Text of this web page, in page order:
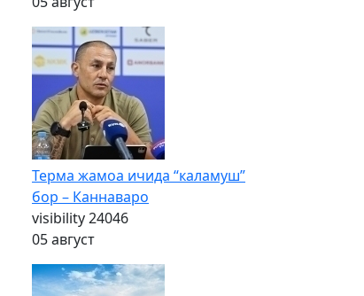
Терма жамоа ичида “каламуш”
бор – Каннаваро
visibility24046
05 август